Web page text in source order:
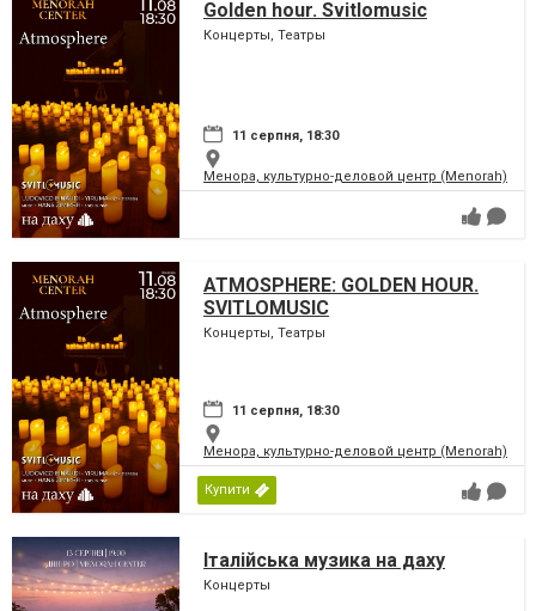
Golden hour. Svitlomusic
Концерты, Театры
11 серпня, 18:30
Менора, культурно-деловой центр (Menorah)
ATMOSPHERE: GOLDEN HOUR.
SVITLOMUSIC
Концерты, Театры
11 серпня, 18:30
Менора, культурно-деловой центр (Menorah)
Купити
Італійська музика на даху
Концерты